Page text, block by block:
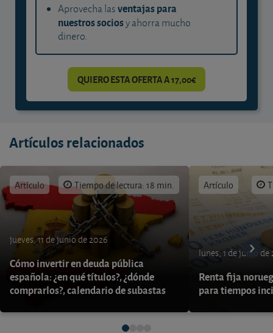
Aprovecha lasventajas para
nuestros sociosy ahorra mucho
dinero.
QUIERO ESTA OFERTA A 17,00€
Artículos relacionados
Artículo Tiempo de lectura: 18 min.
jueves, 11 de junio de 2026
Cómo invertir en deuda pública
española: ¿en qué títulos?, ¿dónde
comprarlos?, calendario de subastas
Artículo
lunes, 1 de junio de
Renta fija
para tiempos